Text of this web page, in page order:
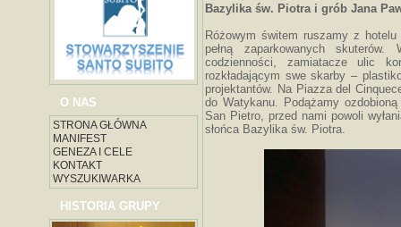
O NAS
STRONA GŁÓWNA
MANIFEST
GENEZA I CELE
KONTAKT
WYSZUKIWARKA
HISTORIA GRUPY
Bazylika św. Piotra i grób Jana
Różowym świtem ruszamy z
pełną zaparkowanych
codzienności, zamiatacze ulic
rozkładającym swe skarby –
projektantów. Na Piazza del
do Watykanu. Podążamy
San Pietro, przed nami powoli
słońca Bazylika św. Piotra.